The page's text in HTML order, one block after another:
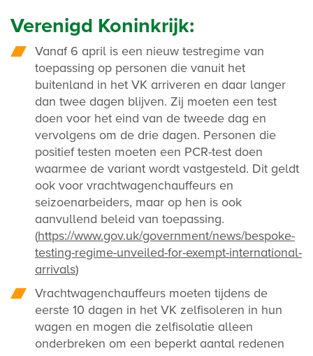
Verenigd Koninkrijk:
Vanaf 6 april is een nieuw testregime van
toepassing op personen die vanuit het
buitenland in het VK arriveren en daar langer
dan twee dagen blijven. Zij moeten een test
doen voor het eind van de tweede dag en
vervolgens om de drie dagen. Personen die
positief testen moeten een PCR-test doen
waarmee de variant wordt vastgesteld. Dit geldt
ook voor vrachtwagenchauffeurs en
seizoenarbeiders, maar op hen is ook
aanvullend beleid van toepassing.
(https://www.gov.uk/government/news/bespoke-
testing-regime-unveiled-for-exempt-international-
arrivals)
Vrachtwagenchauffeurs moeten tijdens de
eerste 10 dagen in het VK zelfisoleren in hun
wagen en mogen die zelfisolatie alleen
onderbreken om een beperkt aantal redenen